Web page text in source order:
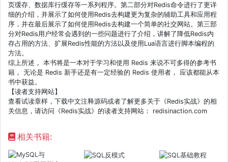
页缓存、数据库行缓存等一系列程序。第二部分对Redis命令进行了更详
细的介绍，并展示了如何使用Redis去构建更为复杂的辅助工具和应用程
序，并在最后展示了如何使用Redis去构建一个简单的社交网站。第三部
分对Redis用户经常会遇到的一些问题进行了介绍，讲解了降低Redis内
存占用的方法、扩展Redis性能的方法以及使用Lua语言进行脚本编程的
方法。
综上所述， 本书将是一本对于学习和使用 Redis 来说不可多得的参考书
籍， 无论是 Redis 新手还是有一定经验的 Redis 使用者， 应该都能从本
书中获益。
【读者支持网站】
查看试读章样，下载中文注释源码或者了解更多关于《Redis实战》的相
关信息，请访问《Redis实战》的读者支持网站： redisinaction.com
相关书籍: